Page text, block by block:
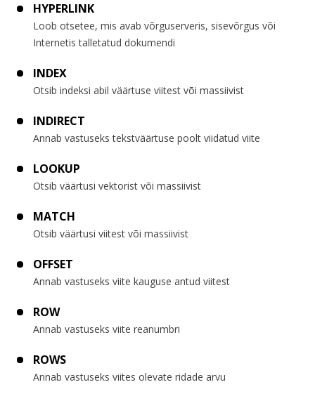
HYPERLINK
Loob otsetee, mis avab võrguserveris, sisevõrgus või
Internetis talletatud dokumendi
INDEX
Otsib indeksi abil väärtuse viitest või massiivist
INDIRECT
Annab vastuseks tekstväärtuse poolt viidatud viite
LOOKUP
Otsib väärtusi vektorist või massiivist
MATCH
Otsib väärtusi viitest või massiivist
OFFSET
Annab vastuseks viite kauguse antud viitest
ROW
Annab vastuseks viite reanumbri
ROWS
Annab vastuseks viites olevate ridade arvu